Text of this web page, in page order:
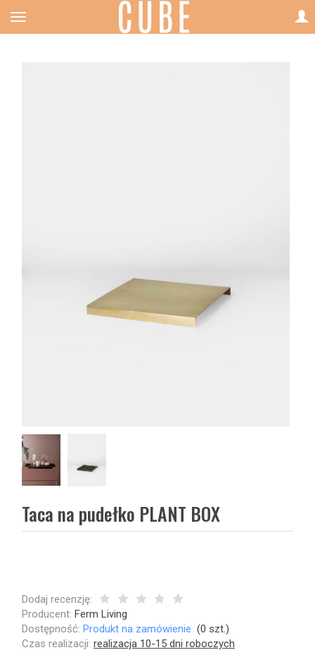
Taca na pudełko PLANT BOX
Dodaj recenzję:
Producent: Ferm Living
Dostępność: Produkt na zamówienie (0 szt.)
Czas realizacji: realizacja 10-15 dni roboczych